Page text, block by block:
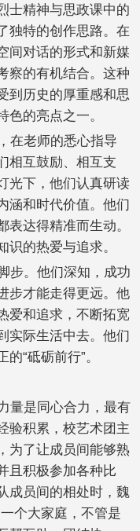
士精神与思政课中的
独特的创作思路。在
间对话的形式和新媒
察的有机结合。这种
到历史的厚重感和思
的亮点之一。
在老师的悉心指导
相互鼓励、相互支
光下，他们认真研读
涵和时代价值。他们
达得精准而生动。
的热爱与追求。
步。他们深知，成功
步才能走得更远。他
爱和追求，不断拓宽
实际生活中去。他们
“砥砺前行”。
量是同心合力，最有
验积累，校艺术团主
为了让成员间能够熟
且积极参加各种比
成员间的相处时，魏
个大家庭，不管是